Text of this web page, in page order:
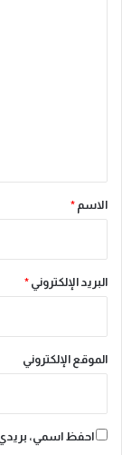
*
الاسم *
البريد الإلكتروني *
الموقع الإلكتروني
احفظ اسمي، بريدي